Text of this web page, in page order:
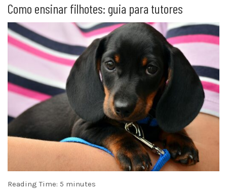
Como ensinar filhotes: guia para tutores
Reading Time: 5 minutes